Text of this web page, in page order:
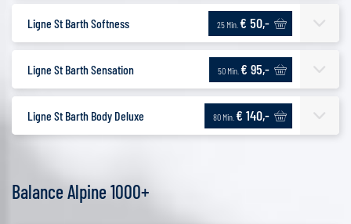
Ligne St Barth Softness 25 Min. € 50,-
Ligne St Barth Sensation 50 Min. € 95,-
Ligne St Barth Body Deluxe 80 Min. € 140,-
Balance Alpine 1000+